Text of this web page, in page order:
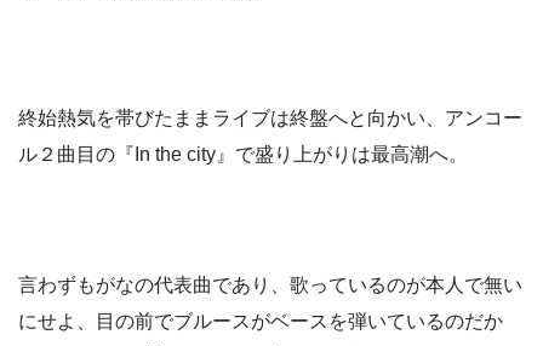
終始熱気を帯びたままライブは終盤へと向かい、アンコー
ル２曲目の『In the city』で盛り上がりは最高潮へ。
言わずもがなの代表曲であり、歌っているのが本人で無い
にせよ、目の前でブルースがベースを弾いているのだか